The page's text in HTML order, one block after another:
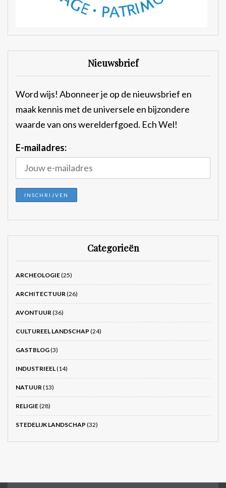
Nieuwsbrief
Word wijs! Abonneer je op de nieuwsbrief en
maak kennis met de universele en bijzondere
waarde van ons werelderfgoed. Ech Wel!
E-mailadres:
Categorieën
ARCHEOLOGIE(25)
ARCHITECTUUR (26)
AVONTUUR (36)
CULTUREEL LANDSCHAP (24)
GASTBLOG(3)
INDUSTRIEEL(14)
NATUUR (13)
RELIGIE(28)
STEDELIJK LANDSCHAP (32)